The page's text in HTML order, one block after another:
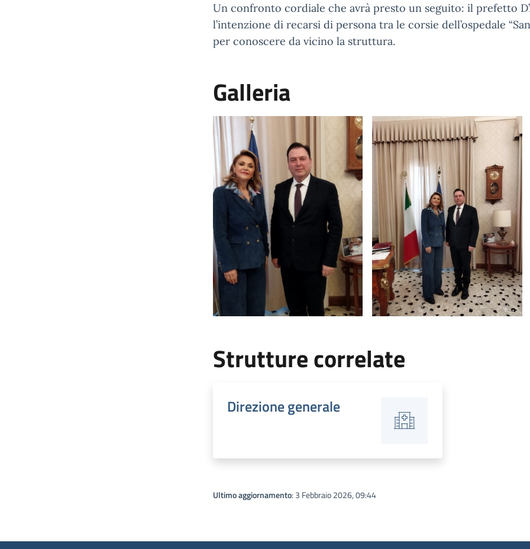
Un confronto cordiale che avrà presto un seguito: il prefetto
l’intenzione di recarsi di persona tra le corsie dell’ospedale
per conoscere da vicino la struttura.
Galleria
Strutture correlate
Direzione generale
Ultimo aggiornamento: 3 Febbraio 2026, 09:44